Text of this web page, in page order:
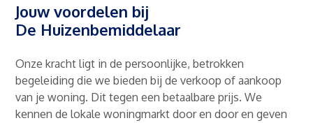
Jouw voordelen bij
De Huizenbemiddelaar
Onze kracht ligt in de persoonlijke, betrokken
begeleiding die we bieden bij de verkoop of aankoop
van je woning. Dit tegen een betaalbare prijs. We
kennen de lokale woningmarkt door en door en geven